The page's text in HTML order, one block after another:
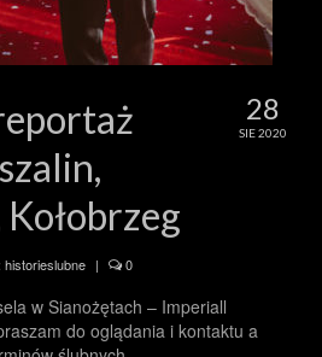
28
SIE 2020
historieslubne | 0
w Sianożętach – Imperiall
do oglądania i kontaktu a